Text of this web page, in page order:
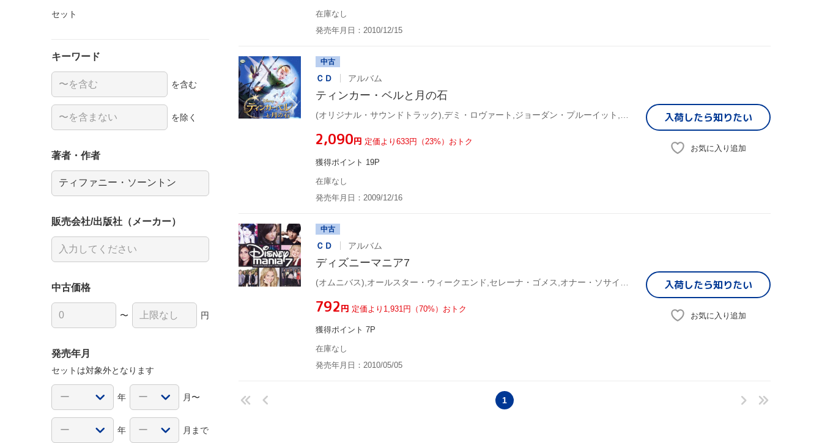
在庫なし
発売年月日：2010/12/15
中古
ＣＤ アルバム
ティンカー・ベルと月の石
¥2,090円 定価より633円（23%）おトク
獲得ポイント 19P
在庫なし
発売年月日：2009/12/16
入荷したら知りたい
お気に入り追加
中古
ＣＤ アルバム
ディズニーマニア7
¥792円 定価より1,931円（70%）おトク
獲得ポイント 7P
在庫なし
発売年月日：2010/05/05
入荷したら知りたい
お気に入り追加
1
セット
キーワード
を含む
を除く
著者・作者
販売会社/出版社（メーカー）
中古価格
〜 円
発売年月
セットは対象外となります
年 月〜
年 月まで